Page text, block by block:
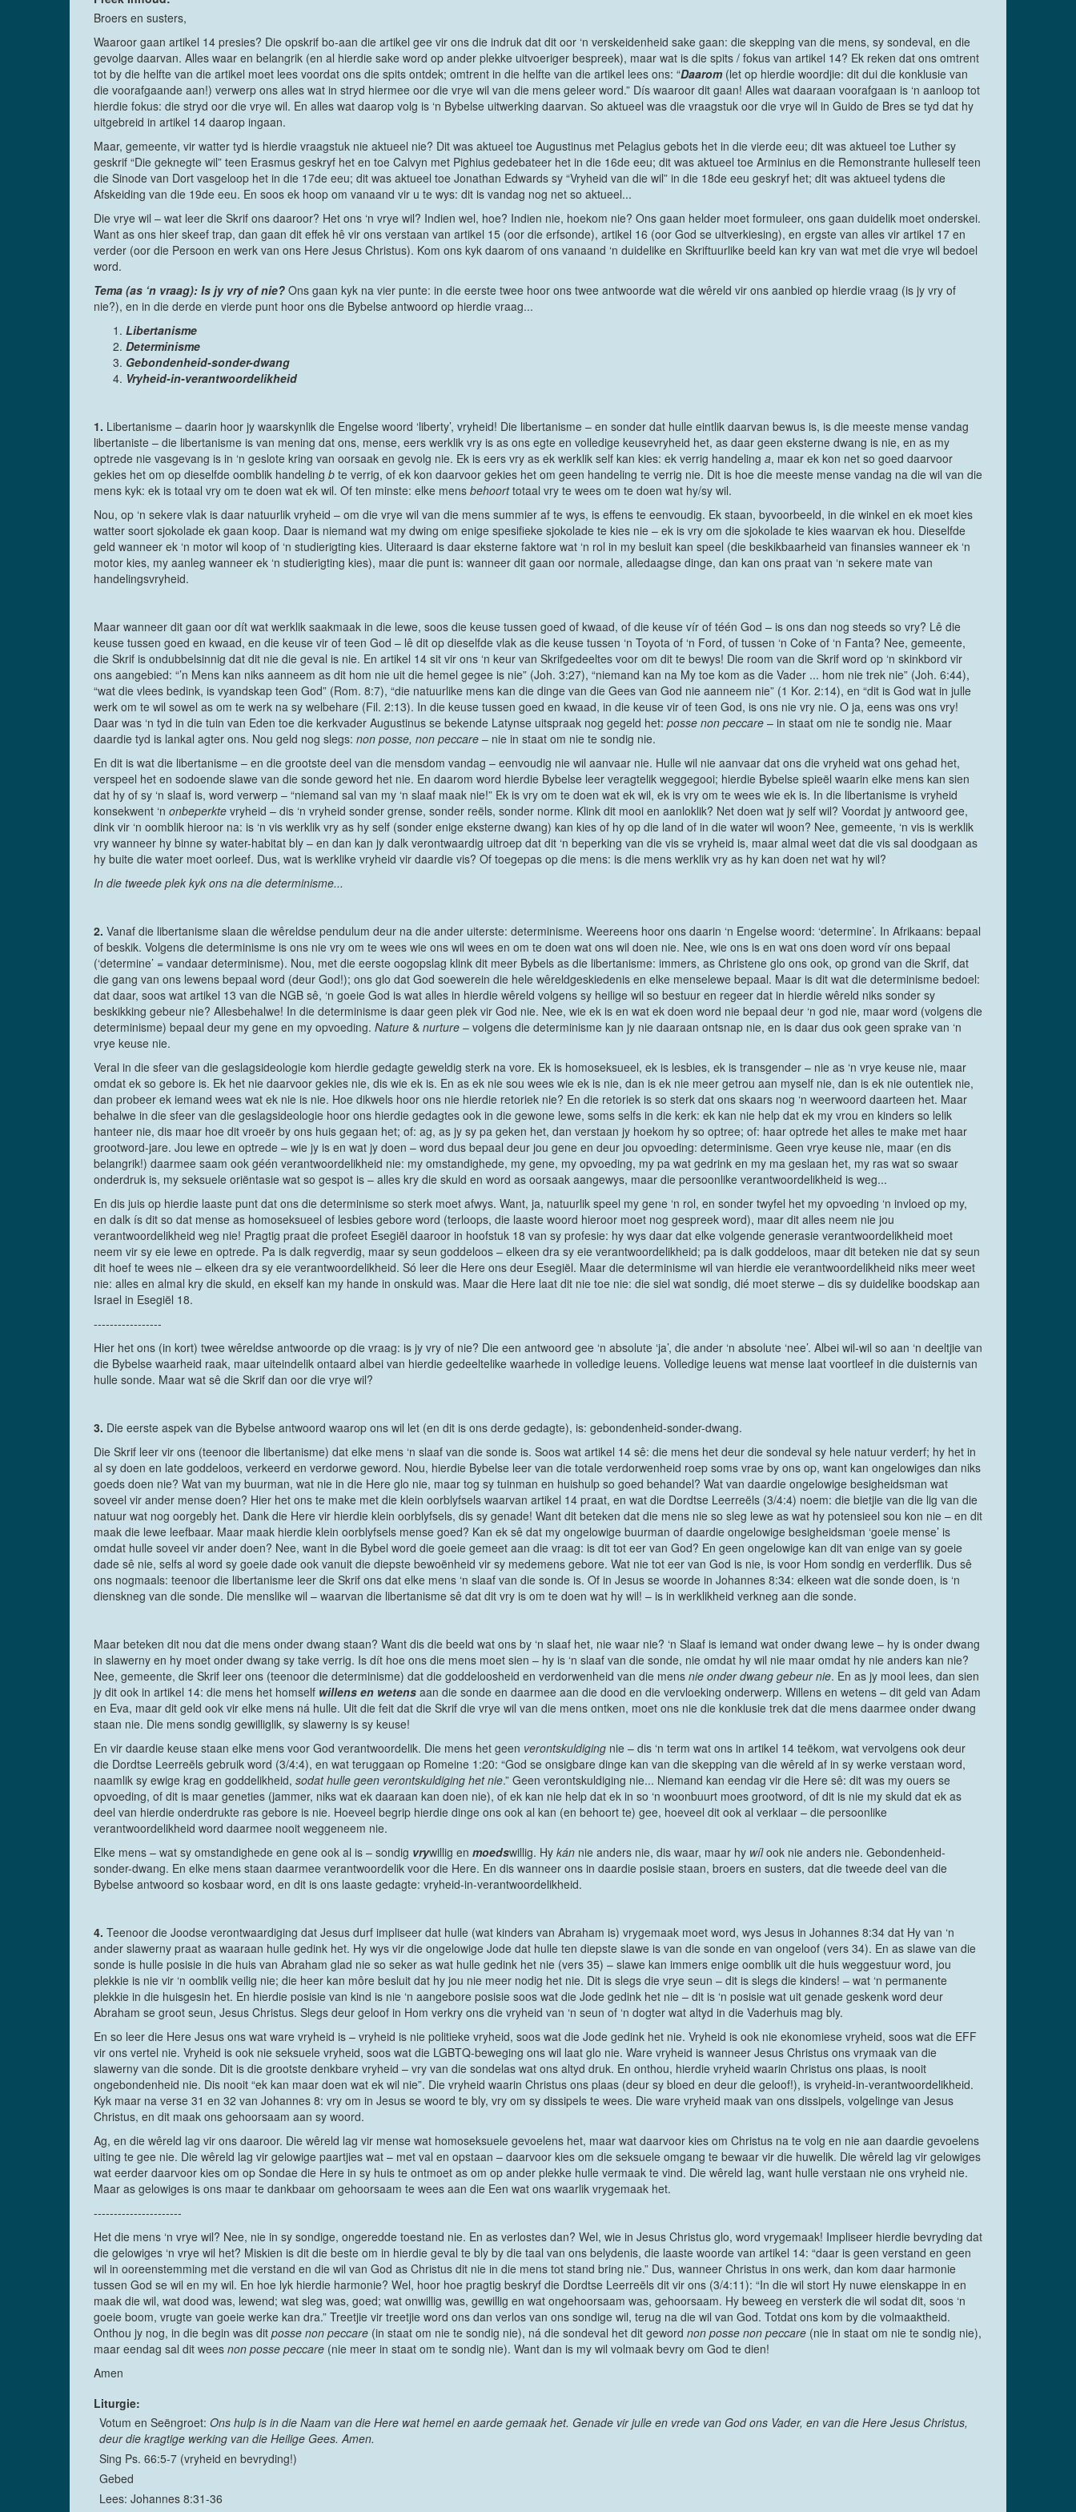
Broers en susters,
Waaroor gaan artikel 14 presies? Die opskrif bo-aan die artikel gee vir ons die indruk dat dit oor ‘n verskeidenheid sake gaan: die skepping van die mens, sy sondeval, en die
gevolge daarvan. Alles waar en belangrik (en al hierdie sake word op ander plekke uitvoeriger bespreek), maar wat is die spits / fokus van artikel 14? Ek reken dat ons omtrent
tot by die helfte van die artikel moet lees voordat ons die spits ontdek; omtrent in die helfte van die artikel lees ons: “Daarom(let op hierdie woordjie: dit dui die konklusie van
die voorafgaande aan!) verwerp ons alles wat in stryd hiermee oor die vrye wil van die mens geleer word.” Dís waaroor dit gaan! Alles wat daaraan voorafgaan is ‘n aanloop tot
hierdie fokus: die stryd oor die vrye wil. En alles wat daarop volg is ‘n Bybelse uitwerking daarvan. So aktueel was die vraagstuk oor die vrye wil in Guido de Bres se tyd dat hy
uitgebreid in artikel 14 daarop ingaan.
Maar, gemeente, vir watter tyd is hierdie vraagstuk nie aktueel nie? Dit was aktueel toe Augustinus met Pelagius gebots het in die vierde eeu; dit was aktueel toe Luther sy
geskrif “Die geknegte wil” teen Erasmus geskryf het en toe Calvyn met Pighius gedebateer het in die 16de eeu; dit was aktueel toe Arminius en die Remonstrante hulleself teen
die Sinode van Dort vasgeloop het in die 17de eeu; dit was aktueel toe Jonathan Edwards sy “Vryheid van die wil” in die 18de eeu geskryf het; dit was aktueel tydens die
Afskeiding van die 19de eeu. En soos ek hoop om vanaand vir u te wys: dit is vandag nog net so aktueel...
Die vrye wil – wat leer die Skrif ons daaroor? Het ons ‘n vrye wil? Indien wel, hoe? Indien nie, hoekom nie? Ons gaan helder moet formuleer, ons gaan duidelik moet onderskei.
Want as ons hier skeef trap, dan gaan dit effek hê vir ons verstaan van artikel 15 (oor die erfsonde), artikel 16 (oor God se uitverkiesing), en ergste van alles vir artikel 17 en
verder (oor die Persoon en werk van ons Here Jesus Christus). Kom ons kyk daarom of ons vanaand ‘n duidelike en Skriftuurlike beeld kan kry van wat met die vrye wil bedoel
word.
Tema (as ‘n vraag): Is jy vry of nie? Ons gaan kyk na vier punte: in die eerste twee hoor ons twee antwoorde wat die wêreld vir ons aanbied op hierdie vraag (is jy vry of
nie?), en in die derde en vierde punt hoor ons die Bybelse antwoord op hierdie vraag...
Libertanisme
Determinisme
Gebondenheid-sonder-dwang
Vryheid-in-verantwoordelikheid
1. Libertanisme – daarin hoor jy waarskynlik die Engelse woord ‘liberty’, vryheid! Die libertanisme – en sonder dat hulle eintlik daarvan bewus is, is die meeste mense vandag
libertaniste – die libertanisme is van mening dat ons, mense, eers werklik vry is as ons egte en volledige keusevryheid het, as daar geen eksterne dwang is nie, en as my
optrede nie vasgevang is in ‘n geslote kring van oorsaak en gevolg nie. Ek is eers vry as ek werklik self kan kies: ek verrig handeling a, maar ek kon net so goed daarvoor
gekies het om op dieselfde oomblik handeling b te verrig, of ek kon daarvoor gekies het om geen handeling te verrig nie. Dit is hoe die meeste mense vandag na die wil van die
mens kyk: ek is totaal vry om te doen wat ek wil. Of ten minste: elke mens behoorttotaal vry te wees om te doen wat hy/sy wil.
Nou, op ‘n sekere vlak is daar natuurlik vryheid – om die vrye wil van die mens summier af te wys, is effens te eenvoudig. Ek staan, byvoorbeeld, in die winkel en ek moet kies
watter soort sjokolade ek gaan koop. Daar is niemand wat my dwing om enige spesifieke sjokolade te kies nie – ek is vry om die sjokolade te kies waarvan ek hou. Dieselfde
geld wanneer ek ‘n motor wil koop of ‘n studierigting kies. Uiteraard is daar eksterne faktore wat ‘n rol in my besluit kan speel (die beskikbaarheid van finansies wanneer ek ‘n
motor kies, my aanleg wanneer ek ‘n studierigting kies), maar die punt is: wanneer dit gaan oor normale, alledaagse dinge, dan kan ons praat van ‘n sekere mate van
handelingsvryheid.
Maar wanneer dit gaan oor dít wat werklik saakmaak in die lewe, soos die keuse tussen goed of kwaad, of die keuse vír of téén God – is ons dan nog steeds so vry? Lê die
keuse tussen goed en kwaad, en die keuse vir of teen God – lê dit op dieselfde vlak as die keuse tussen ‘n Toyota of ‘n Ford, of tussen ‘n Coke of ‘n Fanta? Nee, gemeente,
die Skrif is ondubbelsinnig dat dit nie die geval is nie. En artikel 14 sit vir ons ‘n keur van Skrifgedeeltes voor om dit te bewys! Die room van die Skrif word op ‘n skinkbord vir
ons aangebied: “’n Mens kan niks aanneem as dit hom nie uit die hemel gegee is nie” (Joh. 3:27), “niemand kan na My toe kom as die Vader ... hom nie trek nie” (Joh. 6:44),
“wat die vlees bedink, is vyandskap teen God” (Rom. 8:7), “die natuurlike mens kan die dinge van die Gees van God nie aanneem nie” (1 Kor. 2:14), en “dit is God wat in julle
werk om te wil sowel as om te werk na sy welbehare (Fil. 2:13). In die keuse tussen goed en kwaad, in die keuse vir of teen God, is ons nie vry nie. O ja, eens was ons vry!
Daar was ‘n tyd in die tuin van Eden toe die kerkvader Augustinus se bekende Latynse uitspraak nog gegeld het: posse non peccare – in staat om nie te sondig nie. Maar
daardie tyd is lankal agter ons. Nou geld nog slegs: non posse, non peccare – nie in staat om nie te sondig nie.
En dit is wat die libertanisme – en die grootste deel van die mensdom vandag – eenvoudig nie wil aanvaar nie. Hulle wil nie aanvaar dat ons die vryheid wat ons gehad het,
verspeel het en sodoende slawe van die sonde geword het nie. En daarom word hierdie Bybelse leer veragtelik weggegooi; hierdie Bybelse spieël waarin elke mens kan sien
dat hy of sy ‘n slaaf is, word verwerp – “niemand sal van my ‘n slaaf maak nie!” Ek is vry om te doen wat ek wil, ek is vry om te wees wie ek is. In die libertanisme is vryheid
konsekwent ‘n onbeperkte vryheid – dis ‘n vryheid sonder grense, sonder reëls, sonder norme. Klink dit mooi en aanloklik? Net doen wat jy self wil? Voordat jy antwoord gee,
dink vir ‘n oomblik hieroor na: is ‘n vis werklik vry as hy self (sonder enige eksterne dwang) kan kies of hy op die land of in die water wil woon? Nee, gemeente, ‘n vis is werklik
vry wanneer hy binne sy water-habitat bly – en dan kan jy dalk verontwaardig uitroep dat dit ‘n beperking van die vis se vryheid is, maar almal weet dat die vis sal doodgaan as
hy buite die water moet oorleef. Dus, wat is werklike vryheid vir daardie vis? Of toegepas op die mens: is die mens werklik vry as hy kan doen net wat hy wil?
In die tweede plek kyk ons na die determinisme...
2. Vanaf die libertanisme slaan die wêreldse pendulum deur na die ander uiterste: determinisme. Weereens hoor ons daarin ‘n Engelse woord: ‘determine’. In Afrikaans: bepaal
of beskik. Volgens die determinisme is ons nie vry om te wees wie ons wil wees en om te doen wat ons wil doen nie. Nee, wie ons is en wat ons doen word vír ons bepaal
(‘determine’ = vandaar determinisme). Nou, met die eerste oogopslag klink dit meer Bybels as die libertanisme: immers, as Christene glo ons ook, op grond van die Skrif, dat
die gang van ons lewens bepaal word (deur God!); ons glo dat God soewerein die hele wêreldgeskiedenis en elke menselewe bepaal. Maar is dit wat die determinisme bedoel:
dat daar, soos wat artikel 13 van die NGB sê, ‘n goeie God is wat alles in hierdie wêreld volgens sy heilige wil so bestuur en regeer dat in hierdie wêreld niks sonder sy
beskikking gebeur nie? Allesbehalwe! In die determinisme is daar geen plek vir God nie. Nee, wie ek is en wat ek doen word nie bepaal deur ‘n god nie, maar word (volgens die
determinisme) bepaal deur my gene en my opvoeding. Nature & nurture – volgens die determinisme kan jy nie daaraan ontsnap nie, en is daar dus ook geen sprake van ‘n
vrye keuse nie.
Veral in die sfeer van die geslagsideologie kom hierdie gedagte geweldig sterk na vore. Ek is homoseksueel, ek is lesbies, ek is transgender – nie as ‘n vrye keuse nie, maar
omdat ek so gebore is. Ek het nie daarvoor gekies nie, dis wie ek is. En as ek nie sou wees wie ek is nie, dan is ek nie meer getrou aan myself nie, dan is ek nie outentiek nie,
dan probeer ek iemand wees wat ek nie is nie. Hoe dikwels hoor ons nie hierdie retoriek nie? En die retoriek is so sterk dat ons skaars nog ‘n weerwoord daarteen het. Maar
behalwe in die sfeer van die geslagsideologie hoor ons hierdie gedagtes ook in die gewone lewe, soms selfs in die kerk: ek kan nie help dat ek my vrou en kinders so lelik
hanteer nie, dis maar hoe dit vroeër by ons huis gegaan het; of: ag, as jy sy pa geken het, dan verstaan jy hoekom hy so optree; of: haar optrede het alles te make met haar
grootword-jare. Jou lewe en optrede – wie jy is en wat jy doen – word dus bepaal deur jou gene en deur jou opvoeding: determinisme. Geen vrye keuse nie, maar (en dis
belangrik!) daarmee saam ook géén verantwoordelikheid nie: my omstandighede, my gene, my opvoeding, my pa wat gedrink en my ma geslaan het, my ras wat so swaar
onderdruk is, my seksuele oriëntasie wat so gespot is – alles kry die skuld en word as oorsaak aangewys, maar die persoonlike verantwoordelikheid is weg...
En dis juis op hierdie laaste punt dat ons die determinisme so sterk moet afwys. Want, ja, natuurlik speel my gene ‘n rol, en sonder twyfel het my opvoeding ‘n invloed op my,
en dalk ís dit so dat mense as homoseksueel of lesbies gebore word (terloops, die laaste woord hieroor moet nog gespreek word), maar dit alles neem nie jou
verantwoordelikheid weg nie! Pragtig praat die profeet Esegiël daaroor in hoofstuk 18 van sy profesie: hy wys daar dat elke volgende generasie verantwoordelikheid moet
neem vir sy eie lewe en optrede. Pa is dalk regverdig, maar sy seun goddeloos – elkeen dra sy eie verantwoordelikheid; pa is dalk goddeloos, maar dit beteken nie dat sy seun
dit hoef te wees nie – elkeen dra sy eie verantwoordelikheid. Só leer die Here ons deur Esegiël. Maar die determinisme wil van hierdie eie verantwoordelikheid niks meer weet
nie: alles en almal kry die skuld, en ekself kan my hande in onskuld was. Maar die Here laat dit nie toe nie: die siel wat sondig, dié moet sterwe – dis sy duidelike boodskap aan
Israel in Esegiël 18.
-----------------
Hier het ons (in kort) twee wêreldse antwoorde op die vraag: is jy vry of nie? Die een antwoord gee ‘n absolute ‘ja’, die ander ‘n absolute ‘nee’. Albei wil-wil so aan ‘n deeltjie van
die Bybelse waarheid raak, maar uiteindelik ontaard albei van hierdie gedeeltelike waarhede in volledige leuens. Volledige leuens wat mense laat voortleef in die duisternis van
hulle sonde. Maar wat sê die Skrif dan oor die vrye wil?
3. Die eerste aspek van die Bybelse antwoord waarop ons wil let (en dit is ons derde gedagte), is: gebondenheid-sonder-dwang.
Die Skrif leer vir ons (teenoor die libertanisme) dat elke mens ‘n slaaf van die sonde is. Soos wat artikel 14 sê: die mens het deur die sondeval sy hele natuur verderf; hy het in
al sy doen en late goddeloos, verkeerd en verdorwe geword. Nou, hierdie Bybelse leer van die totale verdorwenheid roep soms vrae by ons op, want kan ongelowiges dan niks
goeds doen nie? Wat van my buurman, wat nie in die Here glo nie, maar tog sy tuinman en huishulp so goed behandel? Wat van daardie ongelowige besigheidsman wat
soveel vir ander mense doen? Hier het ons te make met die klein oorblyfsels waarvan artikel 14 praat, en wat die Dordtse Leerreëls (3/4:4) noem: die bietjie van die lig van die
natuur wat nog oorgebly het. Dank die Here vir hierdie klein oorblyfsels, dis sy genade! Want dit beteken dat die mens nie so sleg lewe as wat hy potensieel sou kon nie – en dit
maak die lewe leefbaar. Maar maak hierdie klein oorblyfsels mense goed? Kan ek sê dat my ongelowige buurman of daardie ongelowige besigheidsman ‘goeie mense’ is
omdat hulle soveel vir ander doen? Nee, want in die Bybel word die goeie gemeet aan die vraag: is dit tot eer van God? En geen ongelowige kan dit van enige van sy goeie
dade sê nie, selfs al word sy goeie dade ook vanuit die diepste bewoënheid vir sy medemens gebore. Wat nie tot eer van God is nie, is voor Hom sondig en verderflik. Dus sê
ons nogmaals: teenoor die libertanisme leer die Skrif ons dat elke mens ‘n slaaf van die sonde is. Of in Jesus se woorde in Johannes 8:34: elkeen wat die sonde doen, is ‘n
dienskneg van die sonde. Die menslike wil – waarvan die libertanisme sê dat dit vry is om te doen wat hy wil! – is in werklikheid verkneg aan die sonde.
Maar beteken dit nou dat die mens onder dwang staan? Want dis die beeld wat ons by ‘n slaaf het, nie waar nie? ‘n Slaaf is iemand wat onder dwang lewe – hy is onder dwang
in slawerny en hy moet onder dwang sy take verrig. Is dít hoe ons die mens moet sien – hy is ‘n slaaf van die sonde, nie omdat hy wil nie maar omdat hy nie anders kan nie?
Nee, gemeente, die Skrif leer ons (teenoor die determinisme) dat die goddeloosheid en verdorwenheid van die mens nie onder dwang gebeur nie. En as jy mooi lees, dan sien
jy dit ook in artikel 14: die mens het homself willens en wetens aan die sonde en daarmee aan die dood en die vervloeking onderwerp. Willens en wetens – dit geld van Adam
en Eva, maar dit geld ook vir elke mens ná hulle. Uit die feit dat die Skrif die vrye wil van die mens ontken, moet ons nie die konklusie trek dat die mens daarmee onder dwang
staan nie. Die mens sondig gewilliglik, sy slawerny is sy keuse!
En vir daardie keuse staan elke mens voor God verantwoordelik. Die mens het geen verontskuldiging nie – dis ‘n term wat ons in artikel 14 teëkom, wat vervolgens ook deur
die Dordtse Leerreëls gebruik word (3/4:4), en wat teruggaan op Romeine 1:20: “God se onsigbare dinge kan van die skepping van die wêreld af in sy werke verstaan word,
naamlik sy ewige krag en goddelikheid, sodat hulle geen verontskuldiging het nie.” Geen verontskuldiging nie... Niemand kan eendag vir die Here sê: dit was my ouers se
opvoeding, of dit is maar geneties (jammer, niks wat ek daaraan kan doen nie), of ek kan nie help dat ek in so ‘n woonbuurt moes grootword, of dit is nie my skuld dat ek as
deel van hierdie onderdrukte ras gebore is nie. Hoeveel begrip hierdie dinge ons ook al kan (en behoort te) gee, hoeveel dit ook al verklaar – die persoonlike
verantwoordelikheid word daarmee nooit weggeneem nie.
Elke mens – wat sy omstandighede en gene ook al is – sondig vrywillig en moedswillig. Hy kán nie anders nie, dis waar, maar hy wílook nie anders nie. Gebondenheid-
sonder-dwang. En elke mens staan daarmee verantwoordelik voor die Here. En dis wanneer ons in daardie posisie staan, broers en susters, dat die tweede deel van die
Bybelse antwoord so kosbaar word, en dit is ons laaste gedagte: vryheid-in-verantwoordelikheid.
4. Teenoor die Joodse verontwaardiging dat Jesus durf impliseer dat hulle (wat kinders van Abraham is) vrygemaak moet word, wys Jesus in Johannes 8:34 dat Hy van ‘n
ander slawerny praat as waaraan hulle gedink het. Hy wys vir die ongelowige Jode dat hulle ten diepste slawe is van die sonde en van ongeloof (vers 34). En as slawe van die
sonde is hulle posisie in die huis van Abraham glad nie so seker as wat hulle gedink het nie (vers 35) – slawe kan immers enige oomblik uit die huis weggestuur word, jou
plekkie is nie vir ‘n oomblik veilig nie; die heer kan môre besluit dat hy jou nie meer nodig het nie. Dit is slegs die vrye seun – dit is slegs die kinders! – wat ‘n permanente
plekkie in die huisgesin het. En hierdie posisie van kind is nie ‘n aangebore posisie soos wat die Jode gedink het nie – dit is ‘n posisie wat uit genade geskenk word deur
Abraham se groot seun, Jesus Christus. Slegs deur geloof in Hom verkry ons die vryheid van ‘n seun of ‘n dogter wat altyd in die Vaderhuis mag bly.
En so leer die Here Jesus ons wat ware vryheid is – vryheid is nie politieke vryheid, soos wat die Jode gedink het nie. Vryheid is ook nie ekonomiese vryheid, soos wat die EFF
vir ons vertel nie. Vryheid is ook nie seksuele vryheid, soos wat die LGBTQ-beweging ons wil laat glo nie. Ware vryheid is wanneer Jesus Christus ons vrymaak van die
slawerny van die sonde. Dit is die grootste denkbare vryheid – vry van die sondelas wat ons altyd druk. En onthou, hierdie vryheid waarin Christus ons plaas, is nooit
ongebondenheid nie. Dis nooit “ek kan maar doen wat ek wil nie”. Die vryheid waarin Christus ons plaas (deur sy bloed en deur die geloof!), is vryheid-in-verantwoordelikheid.
Kyk maar na verse 31 en 32 van Johannes 8: vry om in Jesus se woord te bly, vry om sy dissipels te wees. Die ware vryheid maak van ons dissipels, volgelinge van Jesus
Christus, en dit maak ons gehoorsaam aan sy woord.
Ag, en die wêreld lag vir ons daaroor. Die wêreld lag vir mense wat homoseksuele gevoelens het, maar wat daarvoor kies om Christus na te volg en nie aan daardie gevoelens
uiting te gee nie. Die wêreld lag vir gelowige paartjies wat – met val en opstaan – daarvoor kies om die seksuele omgang te bewaar vir die huwelik. Die wêreld lag vir gelowiges
wat eerder daarvoor kies om op Sondae die Here in sy huis te ontmoet as om op ander plekke hulle vermaak te vind. Die wêreld lag, want hulle verstaan nie ons vryheid nie.
Maar as gelowiges is ons maar te dankbaar om gehoorsaam te wees aan die Een wat ons waarlik vrygemaak het.
----------------------
Het die mens ‘n vrye wil? Nee, nie in sy sondige, ongeredde toestand nie. En as verlostes dan? Wel, wie in Jesus Christus glo, word vrygemaak! Impliseer hierdie bevryding dat
die gelowiges ‘n vrye wil het? Miskien is dit die beste om in hierdie geval te bly by die taal van ons belydenis, die laaste woorde van artikel 14: “daar is geen verstand en geen
wil in ooreenstemming met die verstand en die wil van God as Christus dit nie in die mens tot stand bring nie.” Dus, wanneer Christus in ons werk, dan kom daar harmonie
tussen God se wil en my wil. En hoe lyk hierdie harmonie? Wel, hoor hoe pragtig beskryf die Dordtse Leerreëls dit vir ons (3/4:11): “In die wil stort Hy nuwe eienskappe in en
maak die wil, wat dood was, lewend; wat sleg was, goed; wat onwillig was, gewillig en wat ongehoorsaam was, gehoorsaam. Hy beweeg en versterk die wil sodat dit, soos ‘n
goeie boom, vrugte van goeie werke kan dra.” Treetjie vir treetjie word ons dan verlos van ons sondige wil, terug na die wil van God. Totdat ons kom by die volmaaktheid.
Onthou jy nog, in die begin was dit posse non peccare (in staat om nie te sondig nie), ná die sondeval het dit geword non posse non peccare (nie in staat om nie te sondig nie),
maar eendag sal dit wees non posse peccare (nie meer in staat om te sondig nie). Want dan is my wil volmaak bevry om God te dien!
Amen
Liturgie:
Votum en Seëngroet: Ons hulp is in die Naam van die Here wat hemel en aarde gemaak het. Genade vir julle en vrede van God ons Vader, en van die Here Jesus Christus,
deur die kragtige werking van die Heilige Gees. Amen.
Sing Ps. 66:5-7 (vryheid en bevryding!)
Gebed
Lees: Johannes 8:31-36